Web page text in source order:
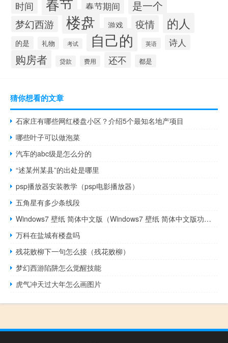
时间 春节期间 是一个
梦幻西游 楼盘 游戏 疫情 的人
的是 礼物 考试 自己的 英语 诗人
购房者 贷款 费用 还不 都是
猜你想看的文章
石家庄有哪些网红楼盘小区？介绍5个最知名地产项目
哪些叶子可以做泡菜
汽车的abc级是怎么分的
“述某州某县”的出处是哪里
psp播放器安装教学（psp电影播放器）
五角星有多少条线段
Windows7 壁纸 简体中文版（Windows7 壁纸 简体中文版功能简介）
万科在盐城有楼盘吗
残花败柳下一句怎么接（残花败柳）
梦幻西游陷阱怎么觉醒技能
虎气冲天过大年怎么画图片